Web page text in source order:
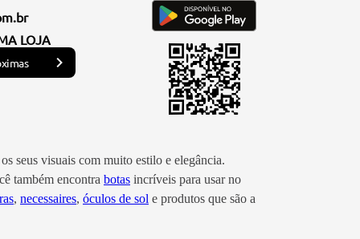
LOJA
seus visuais com muito estilo e elegância.
também encontra botas incríveis para usar no
, necessaires, óculos de sol e produtos que são a